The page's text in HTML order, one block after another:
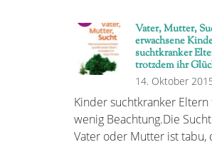
Vater, Mutter,
erwachsene
suchtkranker
trotzdem ihr
14. Oktober
Kinder suchtkranker
wenig Beachtung.Die
Vater oder Mutter ist tabu,